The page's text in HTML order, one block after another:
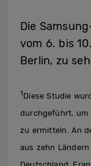
Die
vom 6. bis
Berlin, zu
1Diese Studie
durchgeführt, um
zu ermitteln. An
aus zehn